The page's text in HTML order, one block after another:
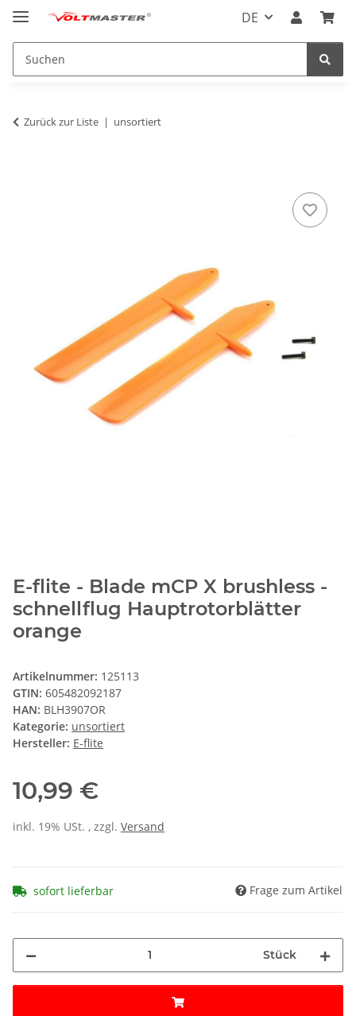
DE
Zurück zur Liste unsortiert
E-flite - Blade mCP X brushless -
schnellflug Hauptrotorblätter
orange
Artikelnummer: 125113
GTIN: 605482092187
HAN: BLH3907OR
Kategorie: unsortiert
Hersteller: E-flite
10,99 €
inkl. 19% USt. , zzgl. Versand
sofort lieferbar Frage zum Artikel
Stück